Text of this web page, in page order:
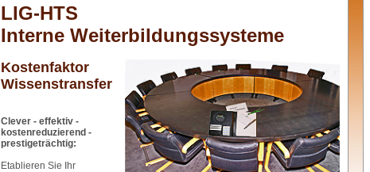
LIG-HTS
Interne Weiterbildungssysteme
Kostenfaktor
Wissenstransfer
Clever - effektiv -
kostenreduzierend -
prestigeträchtig:
Etablieren Sie Ihr